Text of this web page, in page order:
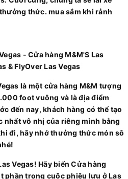
thức. mua sắm khi rảnh
- Cửa hàng M&M'S Las
& FlyOver Las Vegas
là một cửa hàng M&M tượng
foot vuông và là địa điểm
đến nay, khách hàng có thể tạo
nhất vô nhị của riêng mình bằng
đi, hãy nhớ thưởng thức món sô
Vegas! Hãy biến Cửa hàng
phần trong cuộc phiêu lưu ở Las